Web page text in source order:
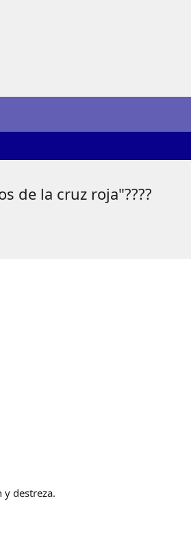
de la cruz roja"????
destreza.